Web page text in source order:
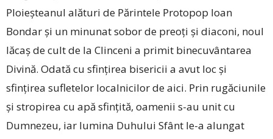
Ploieșteanul alături de Părintele Protopop Ioan
Bondar și un minunat sobor de preoți și diaconi, noul
lăcaș de cult de la Clinceni a primit binecuvântarea
Divină. Odată cu sfințirea bisericii a avut loc și
sfințirea sufletelor localnicilor de aici. Prin rugăciunile
și stropirea cu apă sfințită, oamenii s-au unit cu
Dumnezeu, iar lumina Duhului Sfânt le-a alungat